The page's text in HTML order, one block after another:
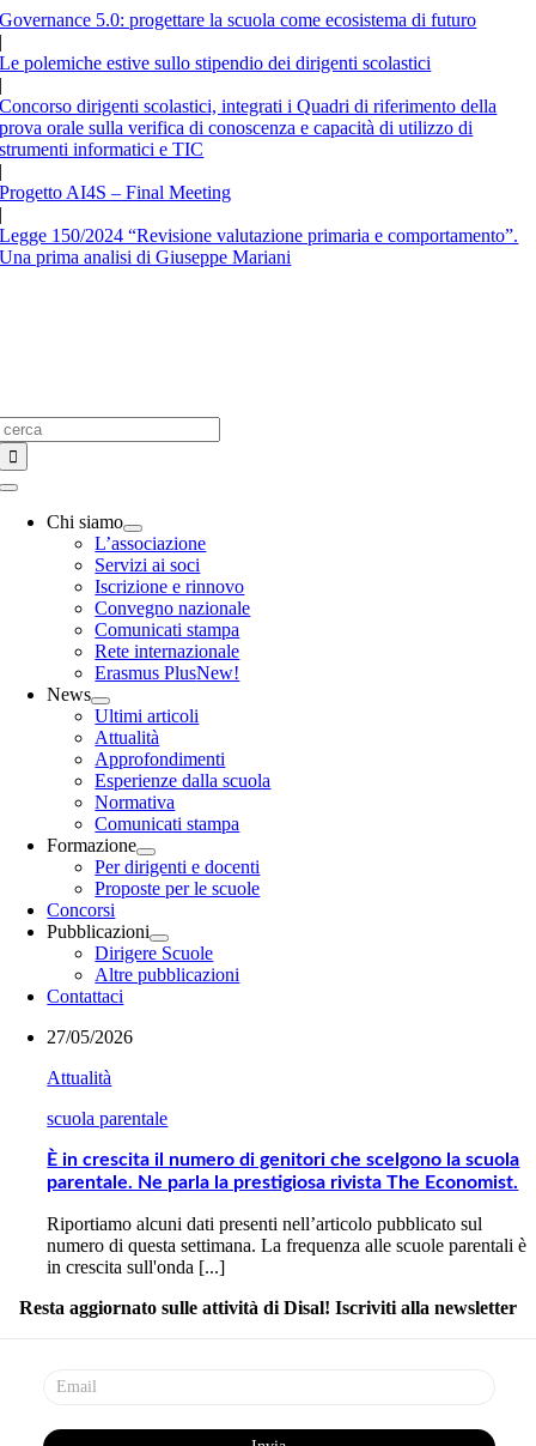
Salta
contenuto
Governance 5.0: progettare la scuola come ecosistema di futuro
|
Le polemiche estive sullo stipendio dei dirigenti scolastici
|
Concorso dirigenti scolastici, integrati i Quadri di riferimento della
prova orale sulla verifica di conoscenza e capacità di utilizzo di
strumenti informatici e TIC
|
Progetto AI4S – Final Meeting
|
Legge 150/2024 “Revisione valutazione primaria e comportamento”.
Una prima analisi di Giuseppe Mariani
Toggle
NavigationChi siamo
L’associazione
Servizi ai soci
Iscrizione e rinnovo
Convegno nazionale
Comunicati stampa
Rete internazionale
Erasmus PlusNew!
News
Ultimi articoli
Attualità
Approfondimenti
Esperienze dalla scuola
Normativa
Comunicati stampa
Formazione
Per dirigenti e docenti
Proposte per le scuole
Concorsi
Pubblicazioni
Dirigere Scuole
Altre pubblicazioni
Contattaci
27/05/2026
Attualità
scuola parentale
È in crescita il numero di genitori che scelgono la scuola
parentale. Ne parla la prestigiosa rivista The Economist.
Riportiamo alcuni dati presenti nell’articolo pubblicato sul
numero di questa settimana. La frequenza alle scuole parentali è
in crescita sull'onda [...]
Resta aggiornato sulle attività di Disal! Iscriviti alla newsletter